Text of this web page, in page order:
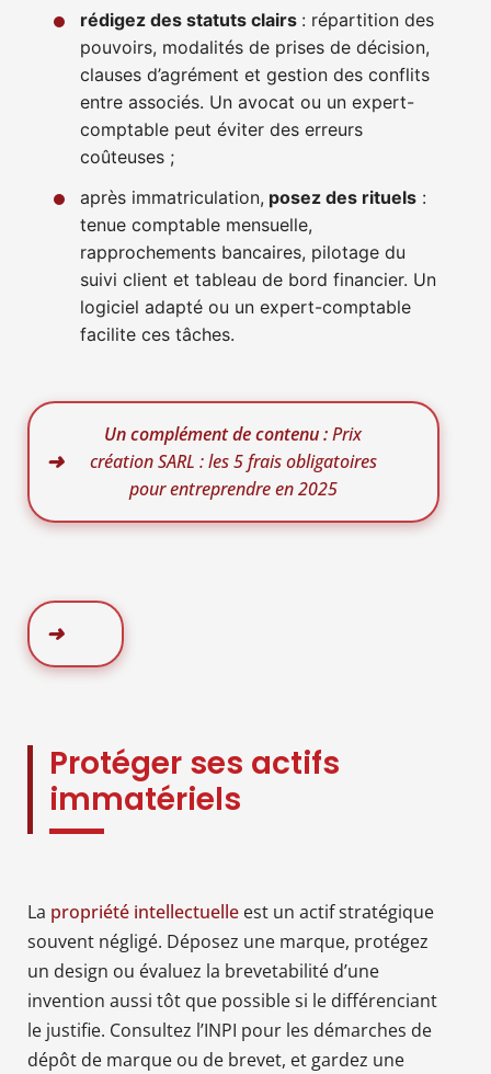
rédigez des statuts clairs : répartition des
pouvoirs, modalités de prises de décision,
clauses d’agrément et gestion des conflits
entre associés. Un avocat ou un expert-
comptable peut éviter des erreurs
coûteuses ;
après immatriculation, posez des rituels :
tenue comptable mensuelle,
rapprochements bancaires, pilotage du
suivi client et tableau de bord financier. Un
logiciel adapté ou un expert-comptable
facilite ces tâches.
Un complément de contenu :Prix
création SARL : les 5 frais obligatoires
pour entreprendre en 2025
Protéger ses actifs
immatériels
La propriété intellectuelle est un actif stratégique
souvent négligé. Déposez une marque, protégez
un design ou évaluez la brevetabilité d’une
invention aussi tôt que possible si le différenciant
le justifie. Consultez l’INPI pour les démarches de
dépôt de marque ou de brevet, et gardez une